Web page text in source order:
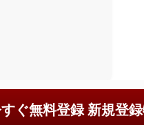
ぐ無料登録 新規登録